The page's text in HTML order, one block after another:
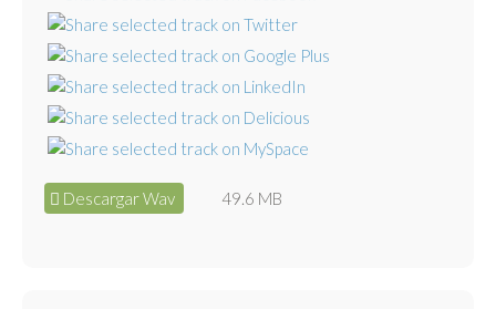
Descargar Wav 49.6 MB